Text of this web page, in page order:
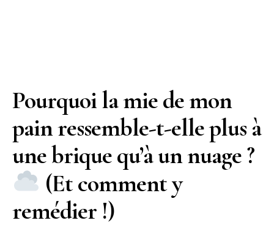
Pourquoi la mie de mon
pain ressemble-t-elle plus à
une brique qu’à un nuage ?
(Et comment y
remédier !)